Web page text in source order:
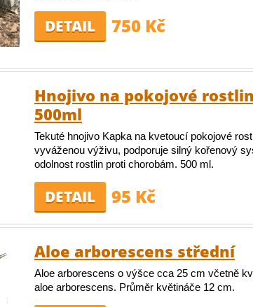
DETAIL 750 Kč
Hnojivo na pokojové
500ml
Tekuté hnojivo Kapka na kvetoucí pokojové
vyváženou výživu, podporuje silný kořenový
odolnost rostlin proti chorobám. 500 ml.
DETAIL 95 Kč
Aloe arborescens střední
Aloe arborescens o výšce cca 25 cm včetně
aloe arborescens. Průměr květináče 12 cm.